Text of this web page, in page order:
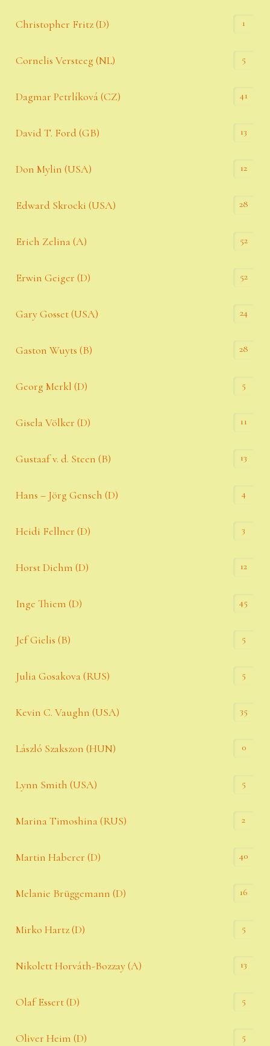
Christopher Fritz (D) 1
Cornelis Versteeg (NL) 5
Dagmar Petrlíková (CZ) 41
David T. Ford (GB) 13
Don Mylin (USA) 12
Edward Skrocki (USA) 28
Erich Zelina (A) 52
Erwin Geiger (D) 52
Gary Gosset (USA) 24
Gaston Wuyts (B) 28
Georg Merkl (D) 5
Gisela Völker (D) 11
Gustaaf v. d. Steen (B) 13
Hans – Jörg Gensch (D) 4
Heidi Fellner (D) 3
Horst Diehm (D) 12
Inge Thiem (D) 45
Jef Gielis (B) 5
Julia Gosakova (RUS) 5
Kevin C. Vaughn (USA) 35
László Szakszon (HUN) 0
Lynn Smith (USA) 5
Marina Timoshina (RUS) 2
Martin Haberer (D) 40
Melanie Brüggemann (D) 16
Mirko Hartz (D) 5
Nikolett Horváth-Bozzay (A) 13
Olaf Essert (D) 5
Oliver Heim (D) 5